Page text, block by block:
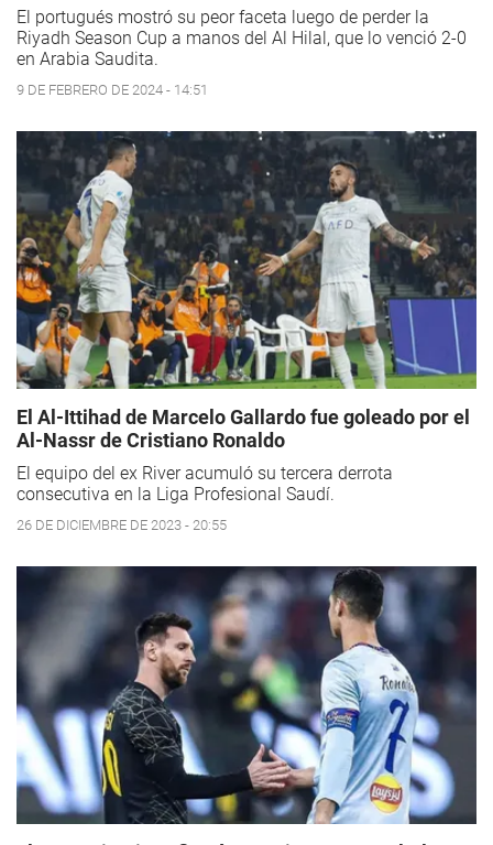
El portugués mostró su peor faceta luego de perder la
Riyadh Season Cup a manos del Al Hilal, que lo venció 2-0
en Arabia Saudita.
9 DE FEBRERO DE 2024 - 14:51
El Al-Ittihad de Marcelo Gallardo fue goleado por el
Al-Nassr de Cristiano Ronaldo
El equipo del ex River acumuló su tercera derrota
consecutiva en la Liga Profesional Saudí.
26 DE DICIEMBRE DE 2023 - 20:55